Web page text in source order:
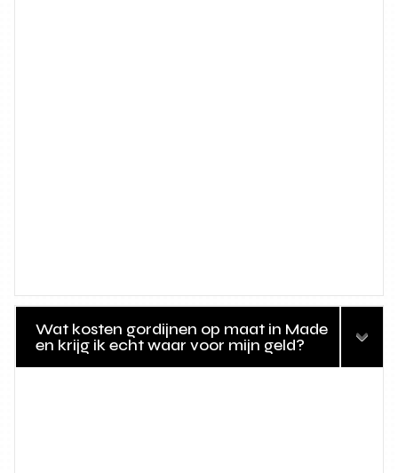
Wat kosten gordijnen op maat in Made
en krijg ik echt waar voor mijn geld?